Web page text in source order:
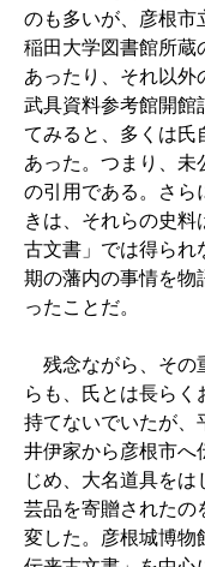
のも多いが、彦根市
稲田大学図書館所蔵
あったり、それ以外
武具資料参考館開館
てみると、多くは氏
あった。つまり、未
の引用である。さら
きは、それらの史料
古文書」では得られ
期の藩内の事情を物
ったことだ。
残念ながら、その
らも、氏とは長らく
持てないでいたが、
井伊家から彦根市へ
じめ、大名道具をは
芸品を寄贈されたの
変した。彦根城博物